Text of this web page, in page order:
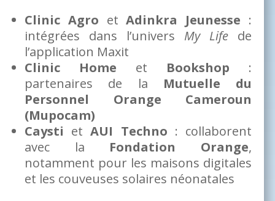
Clinic Agro etAdinkra Jeunesse :
intégrées dans l’univers My Life de
l’application Maxit
Clinic Home et Bookshop :
partenaires de la Mutuelle du
Personnel Orange Cameroun
(Mupocam)
Caysti etAUI Techno : collaborent
avec la Fondation Orange,
notamment pour les maisons digitales
et les couveuses solaires néonatales